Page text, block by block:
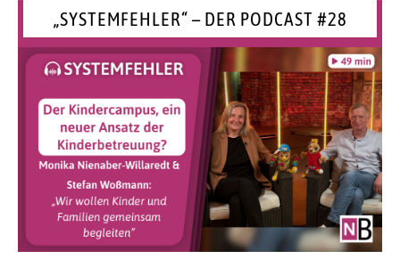
„SYSTEMFEHLER“ – DER PODCAST #28